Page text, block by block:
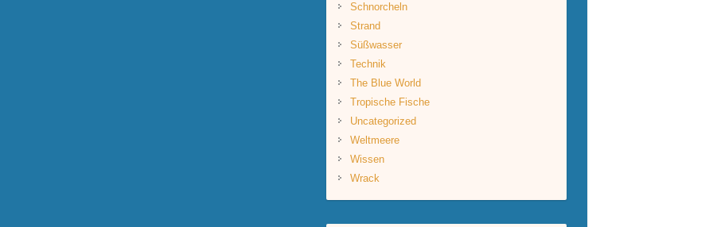
Schnorcheln
Strand
Süßwasser
Technik
The Blue World
Tropische Fische
Uncategorized
Weltmeere
Wissen
Wrack